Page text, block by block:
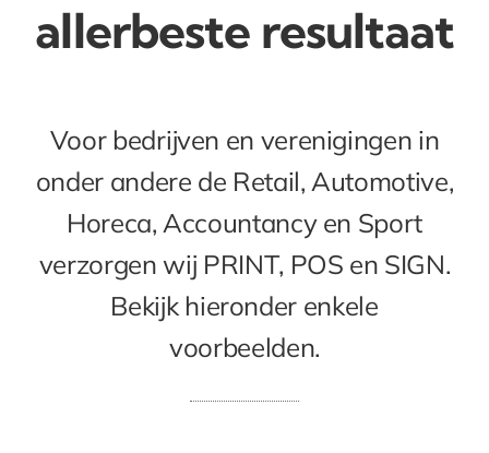
allerbeste resultaat
Voor bedrijven en verenigingen in
onder andere de Retail, Automotive,
Horeca, Accountancy en Sport
verzorgen wij PRINT, POS en SIGN.
Bekijk hieronder enkele
voorbeelden.